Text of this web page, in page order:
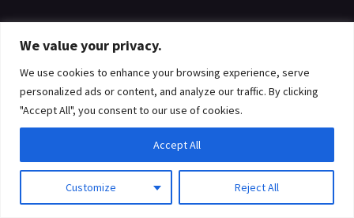
We value your privacy.
We use cookies to enhance your browsing experience, serve
personalized ads or content, and analyze our traffic. By clicking
"Accept All", you consent to our use of cookies.
Customize Reject All
Accept All